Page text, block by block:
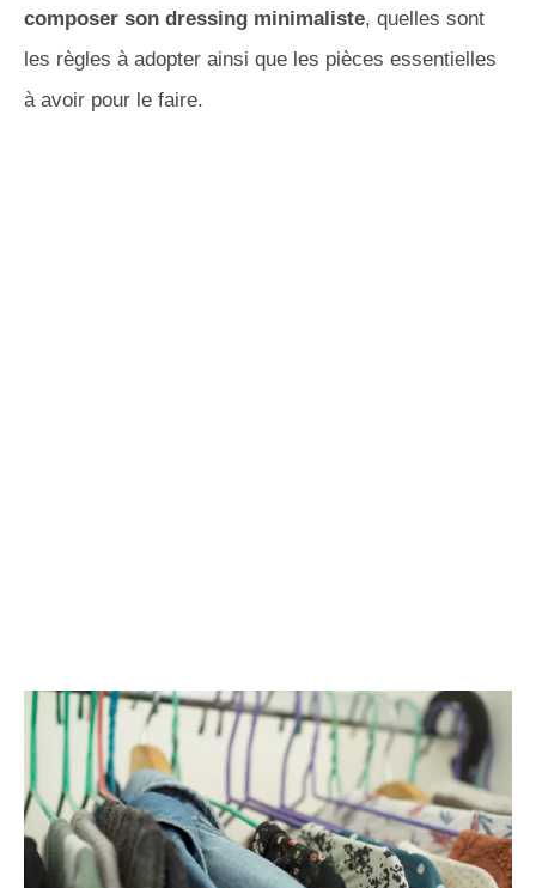
composer son dressing minimaliste, quelles sont
les règles à adopter ainsi que les pièces essentielles
à avoir pour le faire.